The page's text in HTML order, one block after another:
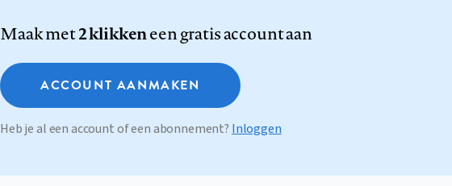
Maak met2 klikkeneen gratis account aan
ACCOUNT AANMAKEN
Heb je al een account of een abonnement? Inloggen